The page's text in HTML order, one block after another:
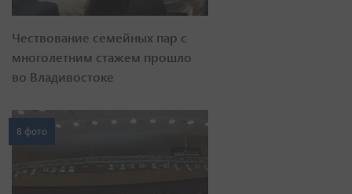
Чествование семейных пар с
многолетним стажем прошло
во Владивостоке
8 фото